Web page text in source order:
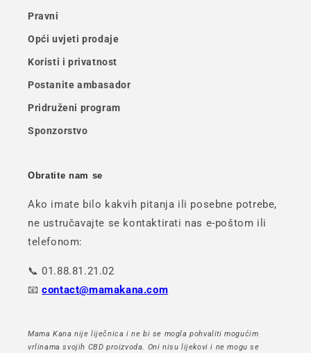
Pravni
Opći uvjeti prodaje
Koristi i privatnost
Postanite ambasador
Pridruženi program
Sponzorstvo
Obratite nam se
Ako imate bilo kakvih pitanja ili posebne potrebe,
ne ustručavajte se kontaktirati nas e-poštom ili
telefonom:
📞 01.88.81.21.02
📧contact@mamakana.com
Mama Kana nije liječnica i ne bi se mogla pohvaliti mogućim
vrlinama svojih CBD proizvoda. Oni nisu lijekovi i ne mogu se